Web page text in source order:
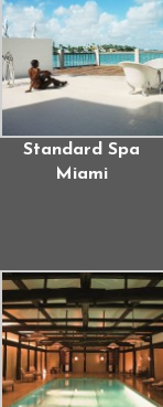
Standard Spa
Miami